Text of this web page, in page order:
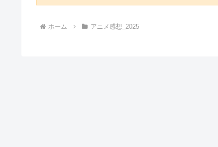
ホーム アニメ感想_2025